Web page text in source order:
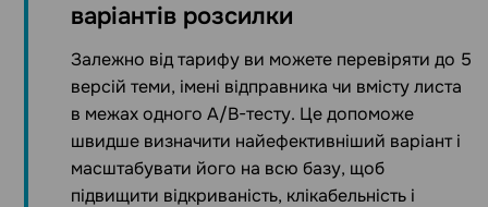
варіантів розсилки
Залежно від тарифу ви можете перевіряти до 5
версій теми, імені відправника чи вмісту листа
в межах одного A/B-тесту. Це допоможе
швидше визначити найефективніший варіант і
масштабувати його на всю базу, щоб
підвищити відкриваність, клікабельність і